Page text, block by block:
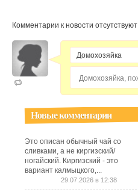
Комментарии к новости отсутствуют
Новые комментарии
Это описан обычный чай со
сливками, а не киргизский/
ногайский. Киргизский - это
вариант калмыцкого,...
29.07.2026 в 12:38